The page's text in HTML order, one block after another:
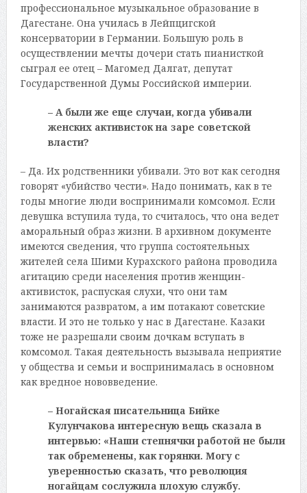
профессиональное музыкальное образование в
Дагестане. Она училась в Лейпцигской
консерватории в Германии. Большую роль в
осуществлении мечты дочери стать пианисткой
сыграл ее отец – Магомед Далгат, депутат
Государственной Думы Российской империи.
– А были же еще случаи, когда убивали
женских активисток на заре советской
власти?
– Да. Их родственники убивали. Это вот как сегодня
говорят «убийство чести». Надо понимать, как в те
годы многие люди воспринимали комсомол. Если
девушка вступила туда, то считалось, что она ведет
аморальный образ жизни. В архивном документе
имеются сведения, что группа состоятельных
жителей села Шими Курахского района проводила
агитацию среди населения против женщин-
активисток, распуская слухи, что они там
занимаются развратом, а им потакают советские
власти. И это не только у нас в Дагестане. Казаки
тоже не разрешали своим дочкам вступать в
комсомол. Такая деятельность вызывала неприятие
у общества и семьи и воспринималась в основном
как вредное нововведение.
– Ногайская писательница Бийке
Кулунчакова интересную вещь сказала в
интервью: «Наши степнячки работой не были
так обременены, как горянки. Могу с
уверенностью сказать, что революция
ногайцам сослужила плохую службу.